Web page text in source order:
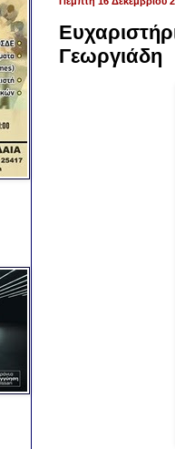
Γεωργιάδη